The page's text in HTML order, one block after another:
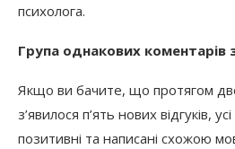
психолога.
Група однакових коментарів
Якщо ви бачите, що протягом
з’явилося п’ять нових відгуків,
позитивні та написані схожою